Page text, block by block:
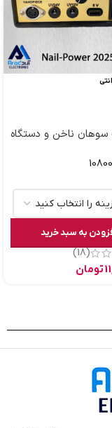
سوهان ناخن و دستگاه
10800
به سبد خرید
(18)
تومان